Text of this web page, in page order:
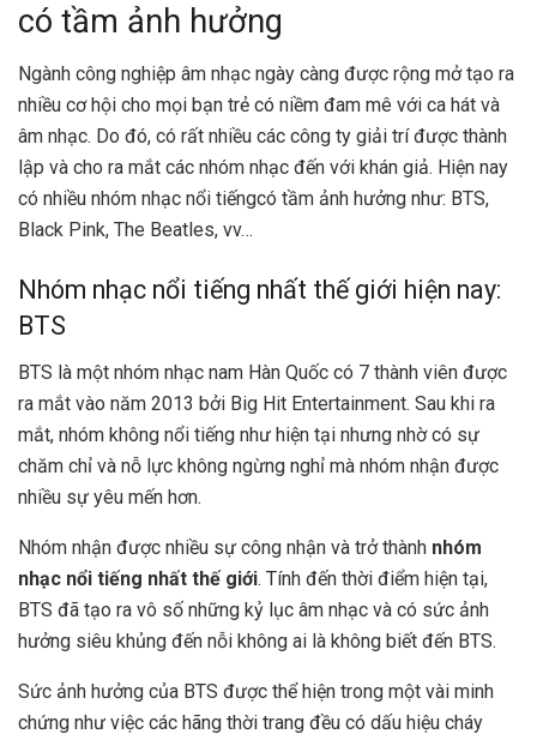
có tầm ảnh hưởng
Ngành công nghiệp âm nhạc ngày càng được rộng mở tạo ra
nhiều cơ hội cho mọi bạn trẻ có niềm đam mê với ca hát và
âm nhạc. Do đó, có rất nhiều các công ty giải trí được thành
lập và cho ra mắt các nhóm nhạc đến với khán giả. Hiện nay
có nhiều nhóm nhạc nổi tiếngcó tầm ảnh hưởng như: BTS,
Black Pink, The Beatles, vv…
Nhóm nhạc nổi tiếng nhất thế giới hiện nay:
BTS
BTS là một nhóm nhạc nam Hàn Quốc có 7 thành viên được
ra mắt vào năm 2013 bởi Big Hit Entertainment. Sau khi ra
mắt, nhóm không nổi tiếng như hiện tại nhưng nhờ có sự
chăm chỉ và nỗ lực không ngừng nghỉ mà nhóm nhận được
nhiều sự yêu mến hơn.
Nhóm nhận được nhiều sự công nhận và trở thành nhóm
nhạc nổi tiếng nhất thế giới. Tính đến thời điểm hiện tại,
BTS đã tạo ra vô số những kỷ lục âm nhạc và có sức ảnh
hưởng siêu khủng đến nỗi không ai là không biết đến BTS.
Sức ảnh hưởng của BTS được thể hiện trong một vài minh
chứng như việc các hãng thời trang đều có dấu hiệu cháy